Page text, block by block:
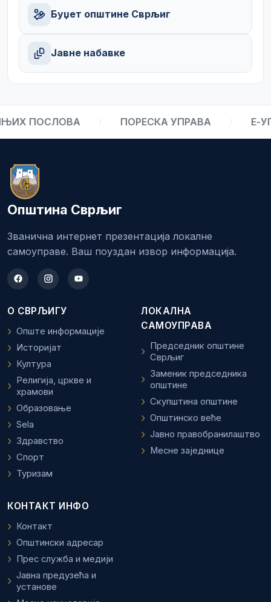
Буџет општине Сврљиг
Јавне набавке
ПОСЛОВА ПОРЕСКА УПРАВА Е-
Општина Сврљиг
Званична интернет презентација локалне
самоуправе. Ваш поуздан извор информација.
О СВРЉИГУ
Опште информације
Историјат
Култура
Религија, цркве и
храмови
Образовање
Sela
Здравство
Спорт
Туризам
ЛОКАЛНА
САМОУПРАВА
Председник општине
Сврљиг
Заменик председника
општине
Скупштина општине
Општинско веће
Јавно правобранилаштво
Месне заједнице
КОНТАКТ ИНФО
Контакт
Општински адресар
Прес служба и медији
Јавна предузећа и
установе